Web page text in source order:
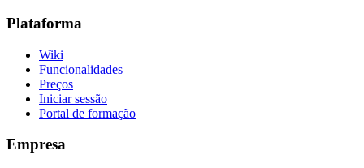
Plataforma
Wiki
Funcionalidades
Preços
Iniciar sessão
Portal de formação
Empresa